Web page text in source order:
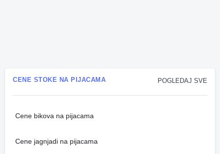
POGLEDAJ SVE
CENE STOKE NA PIJACAMA
Cene bikova na pijacama
Cene jagnjadi na pijacama